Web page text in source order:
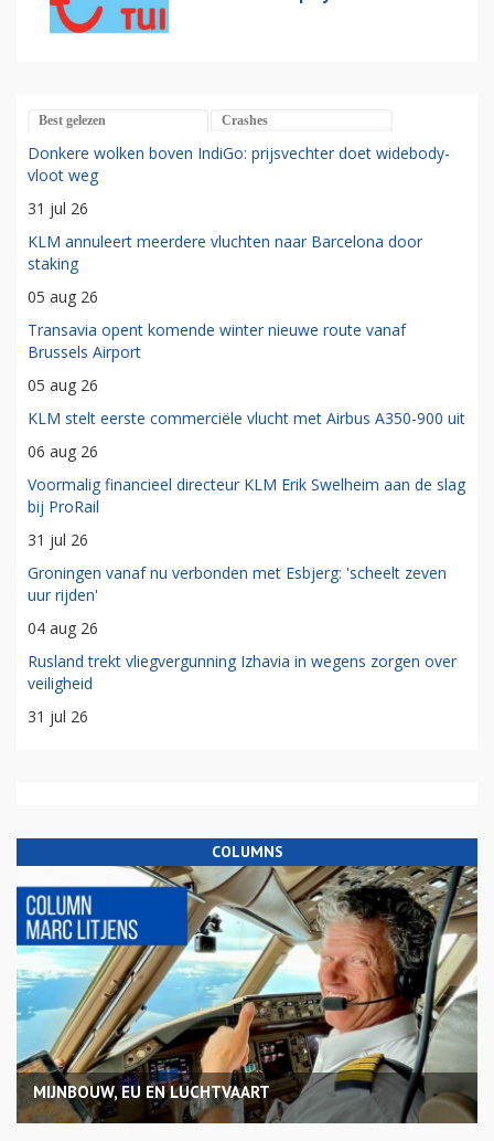
Best gelezen Crashes
Donkere wolken boven IndiGo: prijsvechter doet widebody-
vloot weg
31 jul 26
KLM annuleert meerdere vluchten naar Barcelona door
staking
05 aug 26
Transavia opent komende winter nieuwe route vanaf
Brussels Airport
05 aug 26
KLM stelt eerste commerciële vlucht met Airbus A350-900 uit
06 aug 26
Voormalig financieel directeur KLM Erik Swelheim aan de slag
bij ProRail
31 jul 26
Groningen vanaf nu verbonden met Esbjerg: 'scheelt zeven
uur rijden'
04 aug 26
Rusland trekt vliegvergunning Izhavia in wegens zorgen over
veiligheid
31 jul 26
COLUMNS
MIJNBOUW, EU EN LUCHTVAART